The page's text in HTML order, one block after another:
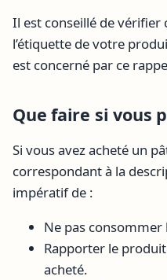
Il est conseillé de
l’étiquette de votre
est concerné par ce
Que faire si vous
Si vous avez acheté un
correspondant à la
impératif de :
Ne pas
Rapporter le
acheté.